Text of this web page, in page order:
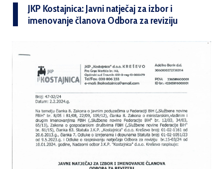
JKP Kostajnica: Javni natječaj za izbor i
imenovanje članova Odbora za reviziju